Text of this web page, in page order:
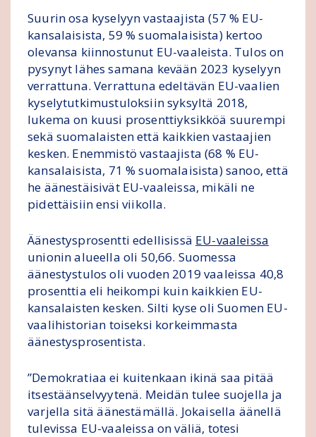
Suurin osa kyselyyn vastaajista (57 % EU-
kansalaisista, 59 % suomalaisista) kertoo
olevansa kiinnostunut EU-vaaleista. Tulos on
pysynyt lähes samana kevään 2023 kyselyyn
verrattuna. Verrattuna edeltävän EU-vaalien
kyselytutkimustuloksiin syksyltä 2018,
lukema on kuusi prosenttiyksikköä suurempi
sekä suomalaisten että kaikkien vastaajien
kesken. Enemmistö vastaajista (68 % EU-
kansalaisista, 71 % suomalaisista) sanoo, että
he äänestäisivät EU-vaaleissa, mikäli ne
pidettäisiin ensi viikolla.
Äänestysprosentti edellisissä EU-vaaleissa
unionin alueella oli 50,66. Suomessa
äänestystulos oli vuoden 2019 vaaleissa 40,8
prosenttia eli heikompi kuin kaikkien EU-
kansalaisten kesken. Silti kyse oli Suomen EU-
vaalihistorian toiseksi korkeimmasta
äänestysprosentista.
”Demokratiaa ei kuitenkaan ikinä saa pitää
itsestäänselvyytenä. Meidän tulee suojella ja
varjella sitä äänestämällä. Jokaisella äänellä
tulevissa EU-vaaleissa on väliä, totesi